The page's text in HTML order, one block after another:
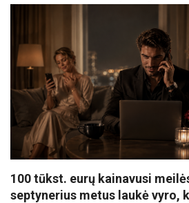
100 tūkst. eurų kainavusi
septynerius metus laukė vyro,